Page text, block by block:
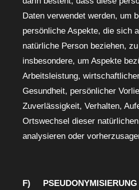
Daten verwendet werden, um
persönliche Aspekte, die sich
natürliche Person beziehen,
insbesondere, um Aspekte
Arbeitsleistung,
Gesundheit, persönlicher
Zuverlässigkeit, Verhalten,
Ortswechsel dieser
analysieren oder
F) PSEUDONYMISIERUNG